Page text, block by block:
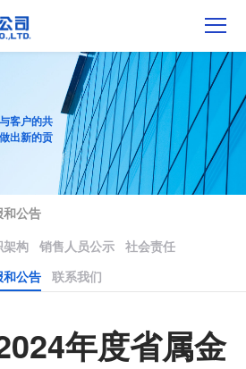
客户的共
出新的贡
和公告
架构 销售人员公示
社会责任
和公告 联系我们
年度省属金